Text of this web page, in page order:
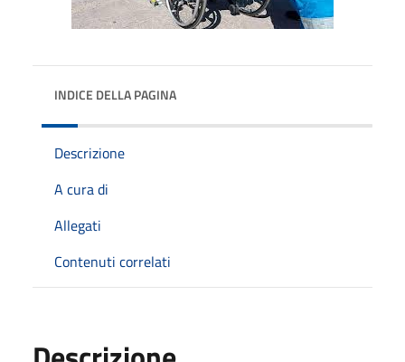
INDICE DELLA PAGINA
Descrizione
A cura di
Allegati
Contenuti correlati